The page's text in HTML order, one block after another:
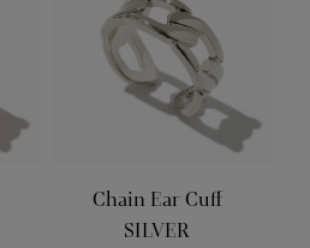
Chain Ear Cuff
SILVER